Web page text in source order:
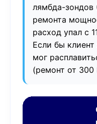
лямбда-зондов
ремонта
расход упал с
Если бы клиент
мог
(ремонт от 300